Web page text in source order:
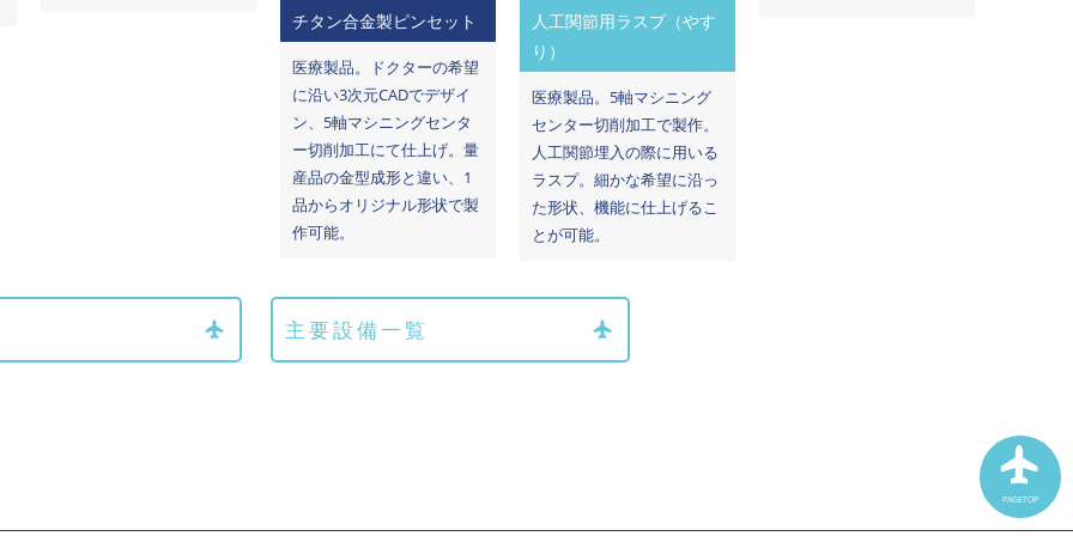
チタン合金製ピンセット
医療製品。ドクターの希望
に沿い3次元CADでデザイ
ン、5軸マシニングセンタ
ー切削加工にて仕上げ。量
産品の金型成形と違い、1
品からオリジナル形状で製
作可能。
人工関節用ラスプ（やす
り）
医療製品。5軸マシニング
センター切削加工で製作。
人工関節埋入の際に用いる
ラスプ。細かな希望に沿っ
た形状、機能に仕上げるこ
とが可能。
主要設備一覧
PAGETOP